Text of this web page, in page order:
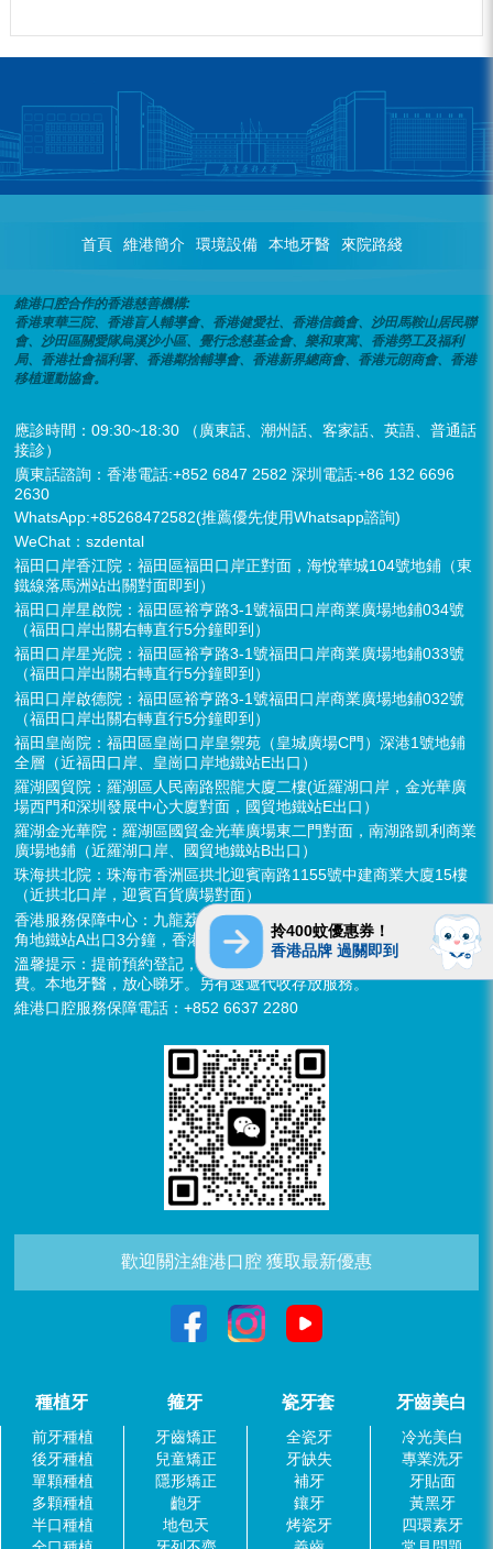
首頁 維港簡介 環境設備 本地牙醫 來院路綫
維港口腔合作的香港慈善機構:
香港東華三院、香港盲人輔導會、香港健愛社、香港信義會、沙田馬鞍山居民聯
會、沙田區關愛隊烏溪沙小區、覺行念慈基金會、樂和東寓、香港勞工及福利
局、香港社會福利署、香港鄰捨輔導會、香港新界總商會、香港元朗商會、香港
移植運動協會。
應診時間：09:30~18:30 （廣東話、潮州話、客家話、英語、普通話
接診）
廣東話諮詢：香港電話:+852 6847 2582 深圳電話:+86 132 6696
2630
WhatsApp:+85268472582(推薦優先使用Whatsapp諮詢)
WeChat：szdental
福田口岸香江院：福田區福田口岸正對面，海悅華城104號地鋪（東
鐵線落馬洲站出關對面即到）
福田口岸星啟院：福田區裕亨路3-1號福田口岸商業廣場地鋪034號
（福田口岸出關右轉直行5分鐘即到）
福田口岸星光院：福田區裕亨路3-1號福田口岸商業廣場地鋪033號
（福田口岸出關右轉直行5分鐘即到）
福田口岸啟德院：福田區裕亨路3-1號福田口岸商業廣場地鋪032號
（福田口岸出關右轉直行5分鐘即到）
福田皇崗院：福田區皇崗口岸皇禦苑（皇城廣場C門）深港1號地鋪
全層（近福田口岸、皇崗口岸地鐵站E出口）
羅湖國貿院：羅湖區人民南路熙龍大廈二樓(近羅湖口岸，金光華廣
場西門和深圳發展中心大廈對面，國貿地鐵站E出口）
羅湖金光華院：羅湖區國貿金光華廣場東二門對面，南湖路凱利商業
廣場地鋪（近羅湖口岸、國貿地鐵站B出口）
珠海拱北院：珠海市香洲區拱北迎賓南路1155號中建商業大廈15樓
（近拱北口岸，迎賓百貨廣場對面）
香港服務保障中心：九龍荔枝角長裕街11號定豐中心1306室（荔枝
角地鐵站A出口3分鐘，香港辦公室暫不應診，提供網絡諮詢）
溫馨提示：提前預約登記，X-ray、CT院內檢查免費，3D數字掃描免
費。本地牙醫，放心睇牙。另有速遞代收存放服務。
維港口腔服務保障電話：+852 6637 2280
歡迎關注維港口腔 獲取最新優惠
種植牙
前牙種植
後牙種植
單顆種植
多顆種植
半口種植
箍牙
牙齒矯正
兒童矯正
隱形矯正
齙牙
地包天
瓷牙套
全瓷牙
牙缺失
補牙
鑲牙
烤瓷牙
牙齒美白
冷光美白
專業洗牙
牙貼面
黃黑牙
四環素牙
拎400蚊優惠券！
香港品牌 過關即到